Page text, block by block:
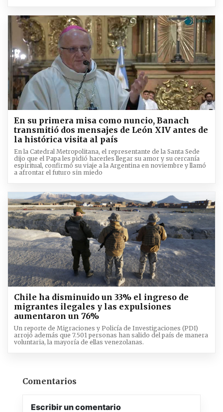
En su primera misa como nuncio, Banach
transmitió dos mensajes de León XIV antes de
la histórica visita al país
En la Catedral Metropolitana, el representante de la Santa Sede
dijo que el Papa les pidió hacerles llegar su amor y su cercanía
espiritual, confirmó su viaje a la Argentina en noviembre y llamó
a afrontar el futuro sin miedo
Chile ha disminuido un 33% el ingreso de
migrantes ilegales y las expulsiones
aumentaron un 76%
Un reporte de Migraciones y Policía de Investigaciones (PDI)
arrojó además que 7.501 personas han salido del país de manera
voluntaria, la mayoría de ellas venezolanas.
Comentarios
Escribir un comentario